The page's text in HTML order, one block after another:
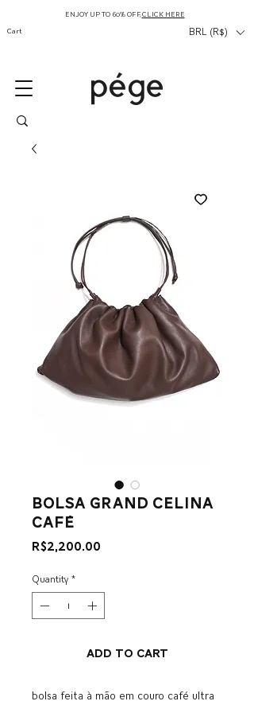
Cart
ENJOY UP TO 60% OFF,CLICK HERE
BRL (R$)
bolsa grand celina
café
R$2,200.00
Quantity *
Add to Cart
bolsa feita à mão em couro café ultra